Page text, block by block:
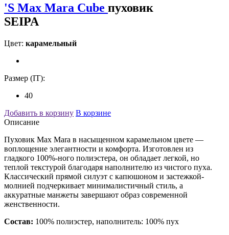
'S Max Mara Cube пуховик
SEIPA
Цвет: карамельный
Размер (IT):
40
Добавить в корзину В корзине
Описание
Пуховик Max Mara в насыщенном карамельном цвете —
воплощение элегантности и комфорта. Изготовлен из
гладкого 100%-ного полиэстера, он обладает легкой, но
теплой текстурой благодаря наполнителю из чистого пуха.
Классический прямой силуэт с капюшоном и застежкой-
молнией подчеркивает минималистичный стиль, а
аккуратные манжеты завершают образ современной
женственности.
Состав: 100% полиэстер, наполнитель: 100% пух